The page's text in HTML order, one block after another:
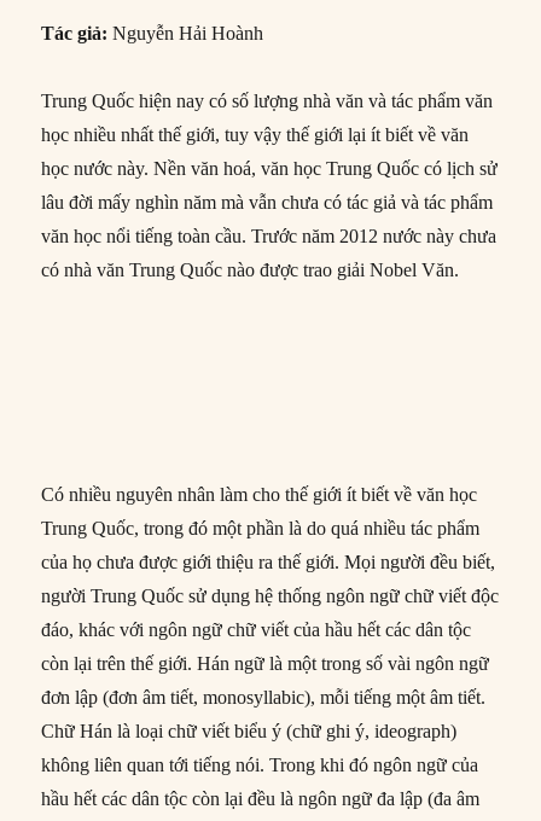
Tác giả:Nguyễn Hải Hoành
Trung Quốc hiện nay có số lượng nhà văn và tác phẩm văn
học nhiều nhất thế giới, tuy vậy thế giới lại ít biết về văn
học nước này. Nền văn hoá, văn học Trung Quốc có lịch sử
lâu đời mấy nghìn năm mà vẫn chưa có tác giả và tác phẩm
văn học nổi tiếng toàn cầu. Trước năm 2012 nước này chưa
có nhà văn Trung Quốc nào được trao giải Nobel Văn.
Có nhiều nguyên nhân làm cho thế giới ít biết về văn học
Trung Quốc, trong đó một phần là do quá nhiều tác phẩm
của họ chưa được giới thiệu ra thế giới. Mọi người đều biết,
người Trung Quốc sử dụng hệ thống ngôn ngữ chữ viết độc
đáo, khác với ngôn ngữ chữ viết của hầu hết các dân tộc
còn lại trên thế giới. Hán ngữ là một trong số vài ngôn ngữ
đơn lập (đơn âm tiết, monosyllabic), mỗi tiếng một âm tiết.
Chữ Hán là loại chữ viết biểu ý (chữ ghi ý, ideograph)
không liên quan tới tiếng nói. Trong khi đó ngôn ngữ của
hầu hết các dân tộc còn lại đều là ngôn ngữ đa lập (đa âm